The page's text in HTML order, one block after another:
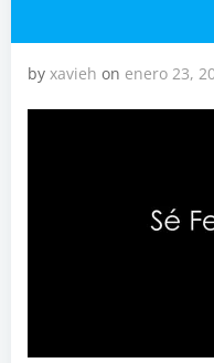
by xavieh on enero 23,